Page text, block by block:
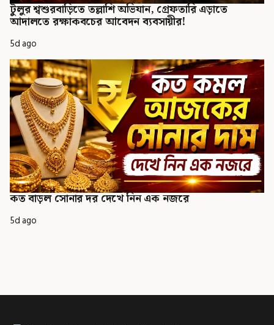
টুলুর শ্বশুরবাড়িতে তল্লাশি অভিযান, গ্রেফতারি এড়াতে
আদালতে রক্ষাকবচের আবেদন ব্যবসায়ীর!
5d ago
কত বাড়ল সোনার দর দেখে নিন এক নজরে
5d ago